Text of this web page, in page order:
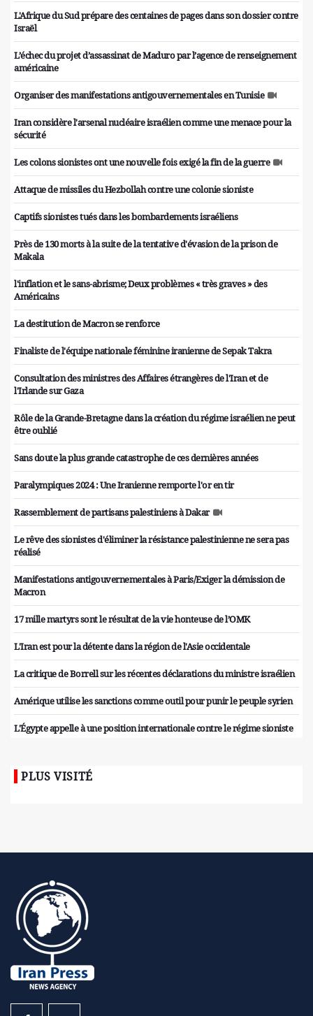
L'Afrique du Sud prépare des centaines de pages dans son dossier contre
Israël
L’échec du projet d’assassinat de Maduro par l’agence de renseignement
américaine
Organiser des manifestations antigouvernementales en Tunisie
Iran considère l'arsenal nucléaire israélien comme une menace pour la
sécurité
Les colons sionistes ont une nouvelle fois exigé la fin de la guerre
Attaque de missiles du Hezbollah contre une colonie sioniste
Captifs sionistes tués dans les bombardements israéliens
Près de 130 morts à la suite de la tentative d'évasion de la prison de
Makala
l'inflation et le sans-abrisme; Deux problèmes « très graves » des
Américains
La destitution de Macron se renforce
Finaliste de l'équipe nationale féminine iranienne de Sepak Takra
Consultation des ministres des Affaires étrangères de l'Iran et de
l'Irlande sur Gaza
Rôle de la Grande-Bretagne dans la création du régime israélien ne peut
être oublié
Sans doute la plus grande catastrophe de ces dernières années
Paralympiques 2024 : Une Iranienne remporte l'or en tir
Rassemblement de partisans palestiniens à Dakar
Le rêve des sionistes d'éliminer la résistance palestinienne ne sera pas
réalisé
Manifestations antigouvernementales à Paris/Exiger la démission de
Macron
17 mille martyrs sont le résultat de la vie honteuse de l’OMK
L'Iran est pour la détente dans la région de l'Asie occidentale
La critique de Borrell sur les récentes déclarations du ministre israélien
Amérique utilise les sanctions comme outil pour punir le peuple syrien
L'Égypte appelle à une position internationale contre le régime sioniste
PLUS VISITÉ